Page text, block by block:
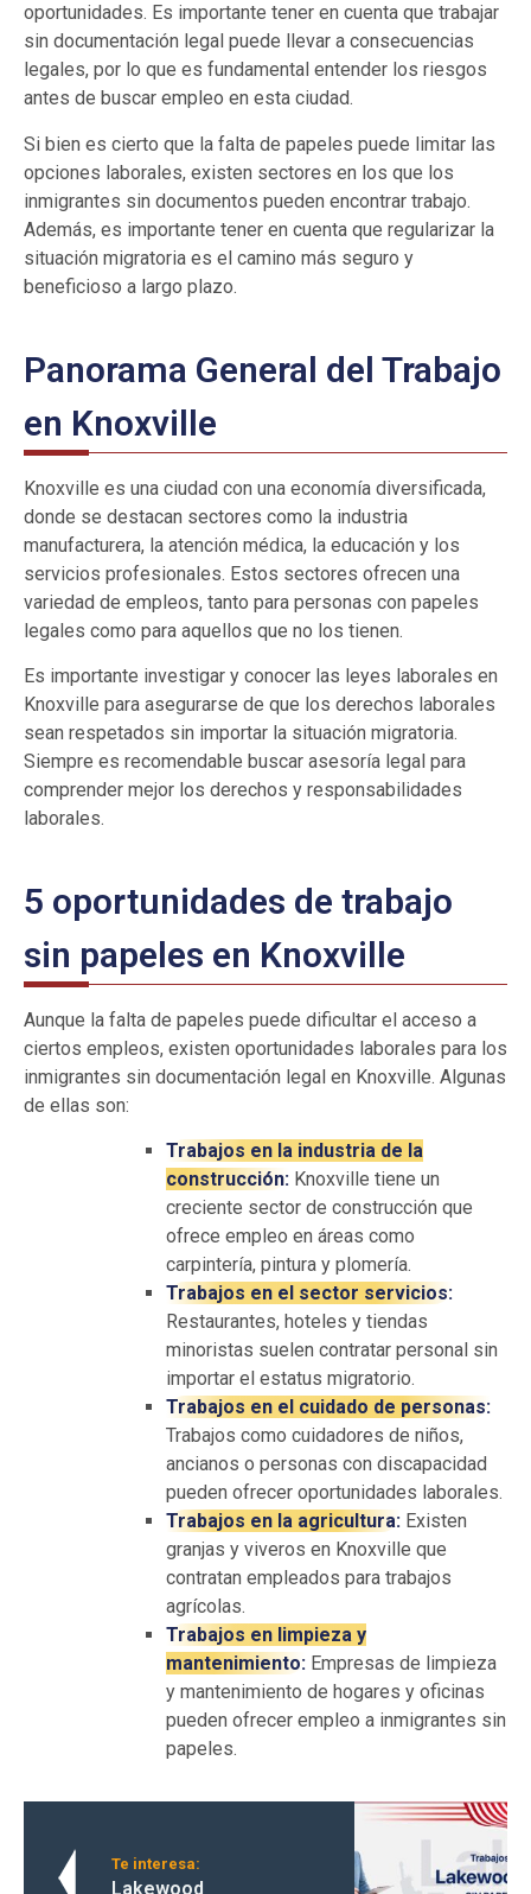
oportunidades. Es importante tener en cuenta que trabajar
sin documentación legal puede llevar a consecuencias
legales, por lo que es fundamental entender los riesgos
antes de buscar empleo en esta ciudad.
Si bien es cierto que la falta de papeles puede limitar las
opciones laborales, existen sectores en los que los
inmigrantes sin documentos pueden encontrar trabajo.
Además, es importante tener en cuenta que regularizar la
situación migratoria es el camino más seguro y
beneficioso a largo plazo.
Panorama General del Trabajo
en Knoxville
Knoxville es una ciudad con una economía diversificada,
donde se destacan sectores como la industria
manufacturera, la atención médica, la educación y los
servicios profesionales. Estos sectores ofrecen una
variedad de empleos, tanto para personas con papeles
legales como para aquellos que no los tienen.
Es importante investigar y conocer las leyes laborales en
Knoxville para asegurarse de que los derechos laborales
sean respetados sin importar la situación migratoria.
Siempre es recomendable buscar asesoría legal para
comprender mejor los derechos y responsabilidades
laborales.
5 oportunidades de trabajo
sin papeles en Knoxville
Aunque la falta de papeles puede dificultar el acceso a
ciertos empleos, existen oportunidades laborales para los
inmigrantes sin documentación legal en Knoxville. Algunas
de ellas son:
Trabajos en la industria de la
construcción: Knoxville tiene un
creciente sector de construcción que
ofrece empleo en áreas como
carpintería, pintura y plomería.
Trabajos en el sector servicios:
Restaurantes, hoteles y tiendas
minoristas suelen contratar personal sin
importar el estatus migratorio.
Trabajos en el cuidado de personas:
Trabajos como cuidadores de niños,
ancianos o personas con discapacidad
pueden ofrecer oportunidades laborales.
Trabajos en la agricultura: Existen
granjas y viveros en Knoxville que
contratan empleados para trabajos
agrícolas.
Trabajos en limpieza y
mantenimiento: Empresas de limpieza
y mantenimiento de hogares y oficinas
pueden ofrecer empleo a inmigrantes sin
papeles.
Te interesa:
Lakewood